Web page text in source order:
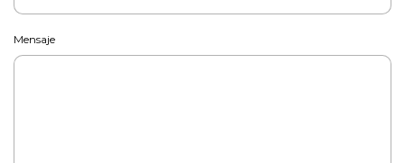
Mensaje